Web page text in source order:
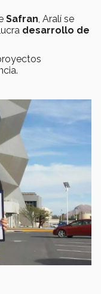
Safran , Aralí se
desarrollo de